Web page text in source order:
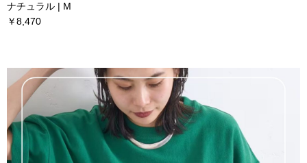
ナチュラル | M
￥8,470